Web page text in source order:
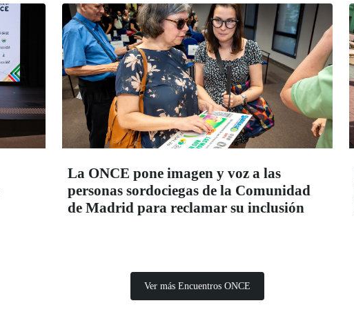
La ONCE pone imagen y voz a las
personas sordociegas de la Comunidad
de Madrid para reclamar su inclusión
Ver más Encuentros ONCE